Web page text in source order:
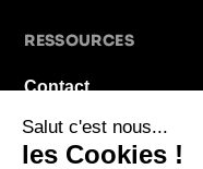
RESSOURCES
Contact
À propos